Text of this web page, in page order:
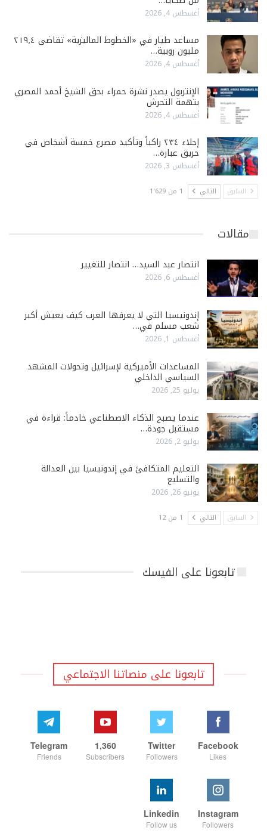
أغسطس 4, 2026
مساعد طيار في «الخطوط الماليزية» تقاضى ٢١٩٫٤
مليون روبية…
أغسطس 4, 2026
الإنتربول يصدر نشرة حمراء بحق الشيخ أحمد المصري
بتهمة التحرش
أغسطس 4, 2026
إجلاء ٢٣٤ راكباً وتأكيد مصرع خمسة أشخاص في
حريق عبارة…
أغسطس 3, 2026
السابق التالي 1 من 1٬629
مقالات
انتصار عبد السيد… انتصار للتغيير
أغسطس 6, 2026
إندونيسيا التي لا يعرفها العرب كيف يعيش أكبر
شعب مسلم في…
أغسطس 1, 2026
المساعدات الأميركية لإسرائيل وتحولات المشهد
السياسي الداخلي
يوليو 25, 2026
عندما يصبح الذكاء الاصطناعي خادماً: قراءة في
مستقبل جودة…
يوليو 2, 2026
التعليم المتكافئ في إندونيسيا بين العدالة
والتسليع
يونيو 26, 2026
السابق التالي 1 من 12
تابعونا على الفيسك
تابعونا على منصاتنا الاجتماعي
Facebook
Likes
Twitter
Followers
1,360
Subscribers
Telegram
Friends
Instagram
Followers
Linkedin
Follow us